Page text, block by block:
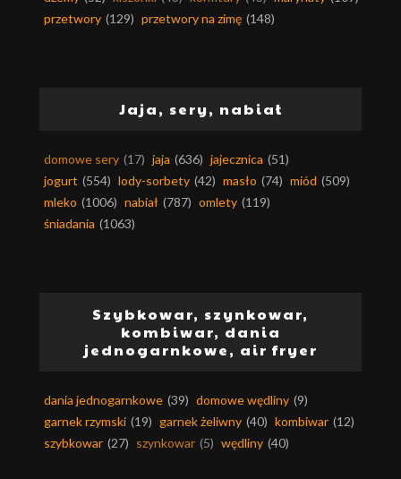
przetwory (129) przetwory na zimę (148)
Jaja, sery, nabiał
domowe sery (17) jaja (636) jajecznica (51)
jogurt (554) lody-sorbety (42) masło (74) miód (509)
mleko (1006) nabiał (787) omlety (119)
śniadania (1063)
Szybkowar, szynkowar,
kombiwar, dania
jednogarnkowe, air fryer
dania jednogarnkowe (39) domowe wędliny (9)
garnek rzymski (19) garnek żeliwny (40) kombiwar (12)
szybkowar (27) szynkowar (5) wędliny (40)